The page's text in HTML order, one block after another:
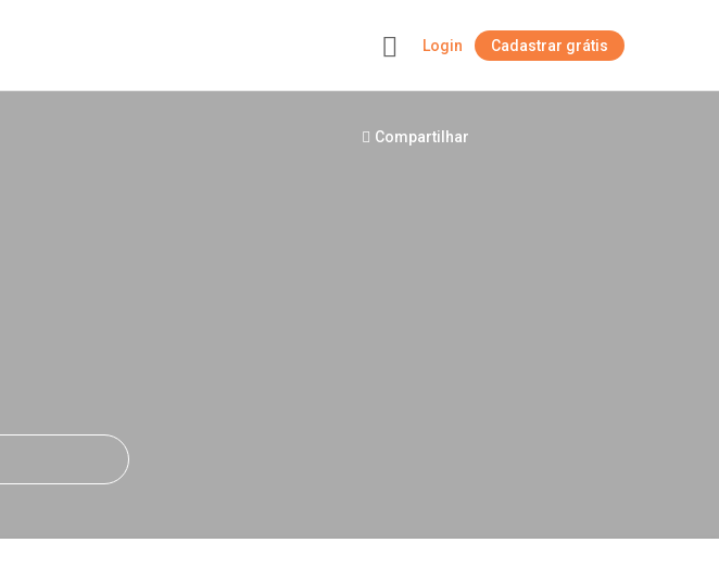
Login Cadastrar grátis
Compartilhar